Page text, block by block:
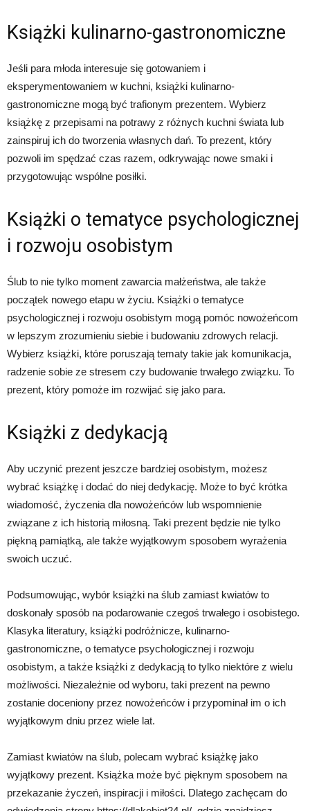
Książki kulinarno-gastronomiczne
Jeśli para młoda interesuje się gotowaniem i
eksperymentowaniem w kuchni, książki kulinarno-
gastronomiczne mogą być trafionym prezentem. Wybierz
książkę z przepisami na potrawy z różnych kuchni świata lub
zainspiruj ich do tworzenia własnych dań. To prezent, który
pozwoli im spędzać czas razem, odkrywając nowe smaki i
przygotowując wspólne posiłki.
Książki o tematyce psychologicznej
i rozwoju osobistym
Ślub to nie tylko moment zawarcia małżeństwa, ale także
początek nowego etapu w życiu. Książki o tematyce
psychologicznej i rozwoju osobistym mogą pomóc nowożeńcom
w lepszym zrozumieniu siebie i budowaniu zdrowych relacji.
Wybierz książki, które poruszają tematy takie jak komunikacja,
radzenie sobie ze stresem czy budowanie trwałego związku. To
prezent, który pomoże im rozwijać się jako para.
Książki z dedykacją
Aby uczynić prezent jeszcze bardziej osobistym, możesz
wybrać książkę i dodać do niej dedykację. Może to być krótka
wiadomość, życzenia dla nowożeńców lub wspomnienie
związane z ich historią miłosną. Taki prezent będzie nie tylko
piękną pamiątką, ale także wyjątkowym sposobem wyrażenia
swoich uczuć.
Podsumowując, wybór książki na ślub zamiast kwiatów to
doskonały sposób na podarowanie czegoś trwałego i osobistego.
Klasyka literatury, książki podróżnicze, kulinarno-
gastronomiczne, o tematyce psychologicznej i rozwoju
osobistym, a także książki z dedykacją to tylko niektóre z wielu
możliwości. Niezależnie od wyboru, taki prezent na pewno
zostanie doceniony przez nowożeńców i przypominał im o ich
wyjątkowym dniu przez wiele lat.
Zamiast kwiatów na ślub, polecam wybrać książkę jako
wyjątkowy prezent. Książka może być pięknym sposobem na
przekazanie życzeń, inspiracji i miłości. Dlatego zachęcam do